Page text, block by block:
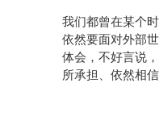
我们都曾在某个
依然要面对外部
体会，不好言说
所承担、依然相